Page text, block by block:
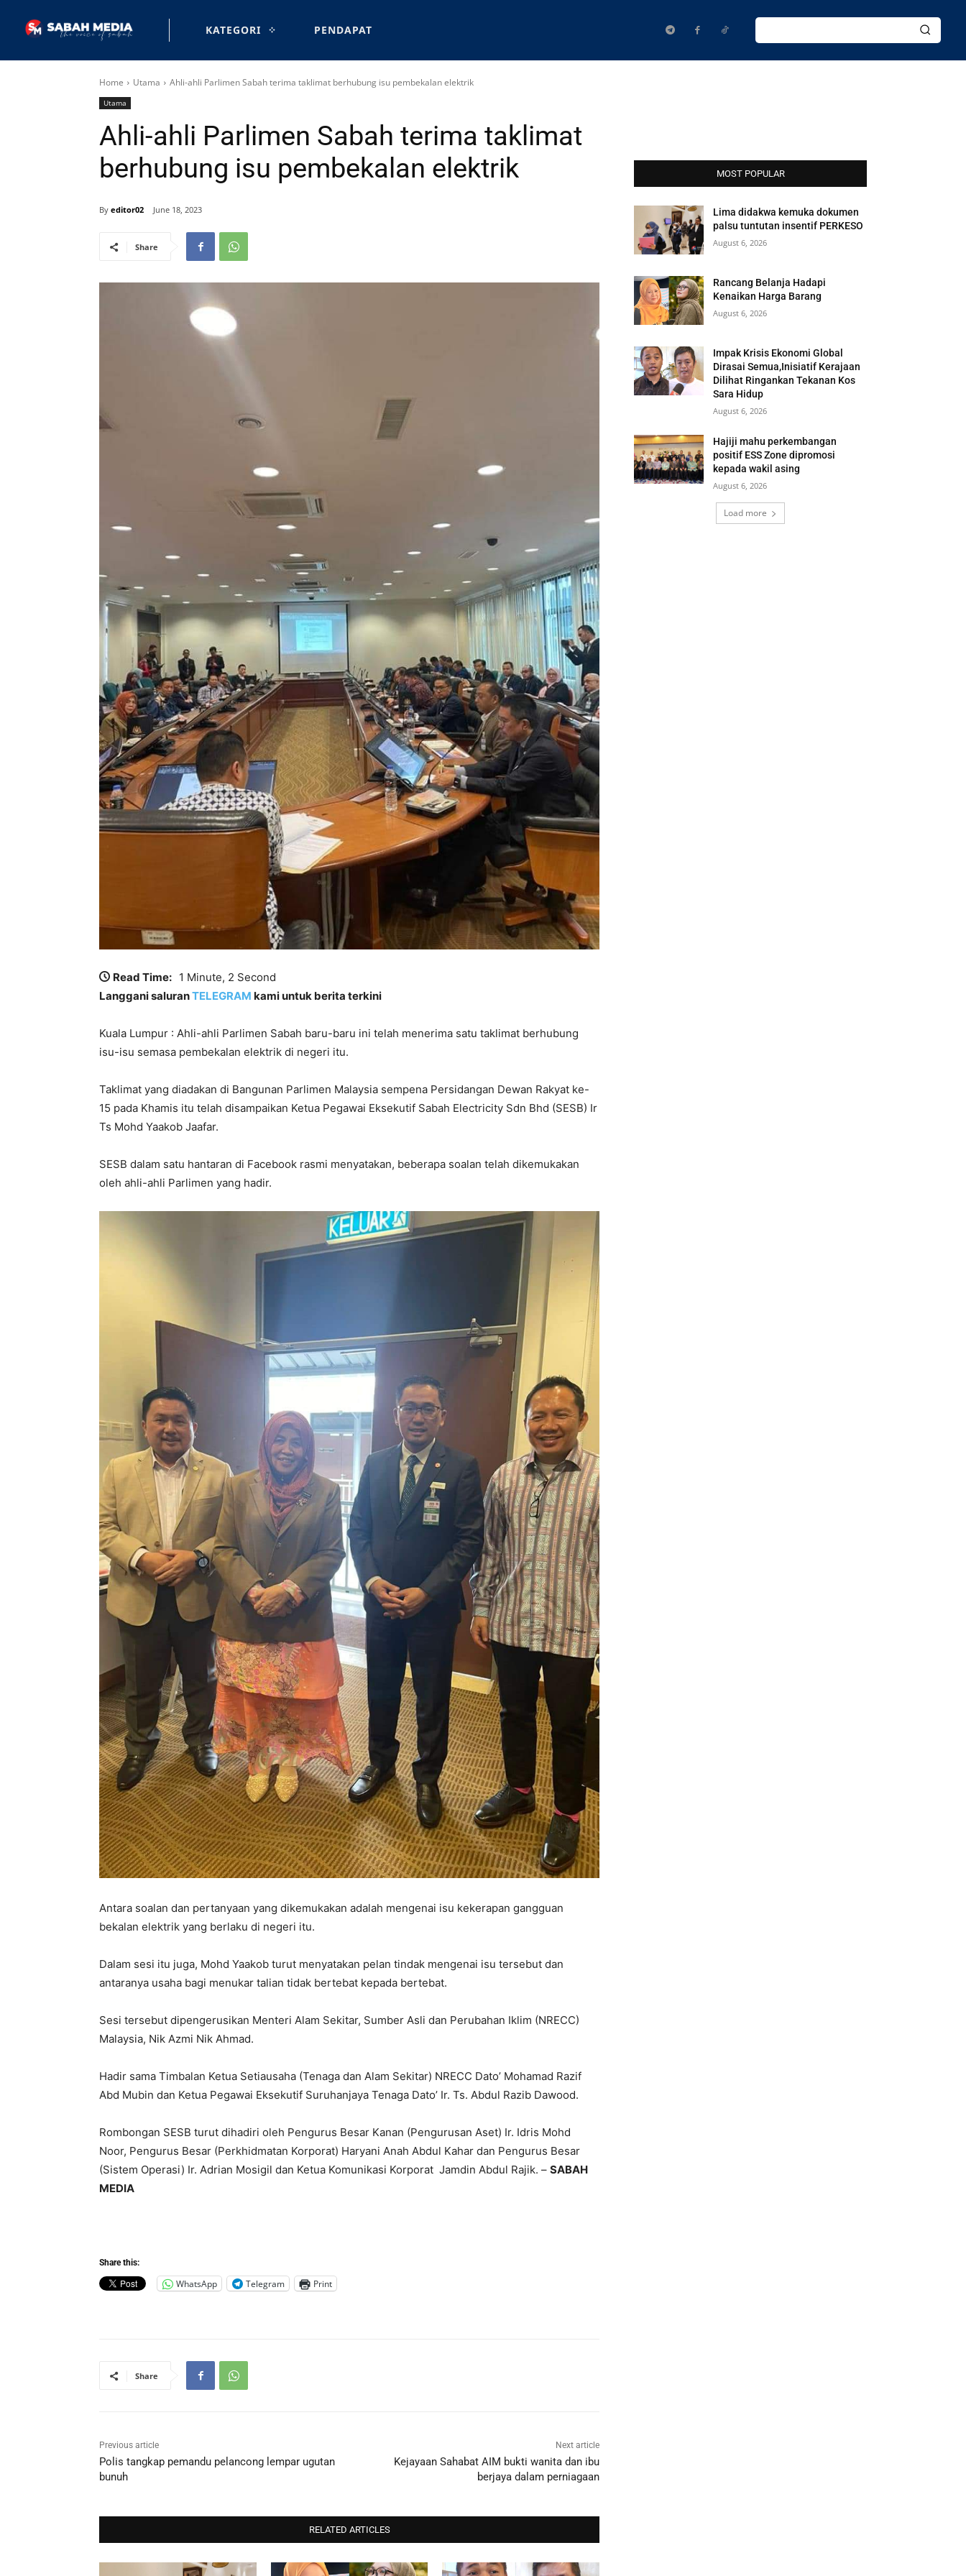
KATEGORI PENDAPAT
Home Utama Ahli-ahli Parlimen Sabah terima taklimat berhubung isu pembekalan elektrik
Utama
Ahli-ahli Parlimen Sabah terima taklimat
berhubung isu pembekalan elektrik
By editor02 June 18, 2023
Share
Read Time: 1 Minute, 2 Second
Langgani saluranTELEGRAM kami untuk berita terkini
Kuala Lumpur : Ahli-ahli Parlimen Sabah baru-baru ini telah menerima satu taklimat berhubung
isu-isu semasa pembekalan elektrik di negeri itu.
Taklimat yang diadakan di Bangunan Parlimen Malaysia sempena Persidangan Dewan Rakyat ke-
15 pada Khamis itu telah disampaikan Ketua Pegawai Eksekutif Sabah Electricity Sdn Bhd (SESB) Ir
Ts Mohd Yaakob Jaafar.
SESB dalam satu hantaran di Facebook rasmi menyatakan, beberapa soalan telah dikemukakan
oleh ahli-ahli Parlimen yang hadir.
Antara soalan dan pertanyaan yang dikemukakan adalah mengenai isu kekerapan gangguan
bekalan elektrik yang berlaku di negeri itu.
Dalam sesi itu juga, Mohd Yaakob turut menyatakan pelan tindak mengenai isu tersebut dan
antaranya usaha bagi menukar talian tidak bertebat kepada bertebat.
Sesi tersebut dipengerusikan Menteri Alam Sekitar, Sumber Asli dan Perubahan Iklim (NRECC)
Malaysia, Nik Azmi Nik Ahmad.
Hadir sama Timbalan Ketua Setiausaha (Tenaga dan Alam Sekitar) NRECC Dato’ Mohamad Razif
Abd Mubin dan Ketua Pegawai Eksekutif Suruhanjaya Tenaga Dato’ Ir. Ts. Abdul Razib Dawood.
Rombongan SESB turut dihadiri oleh Pengurus Besar Kanan (Pengurusan Aset) Ir. Idris Mohd
Noor, Pengurus Besar (Perkhidmatan Korporat) Haryani Anah Abdul Kahar dan Pengurus Besar
(Sistem Operasi) Ir. Adrian Mosigil dan Ketua Komunikasi Korporat Jamdin Abdul Rajik. – SABAH
MEDIA
Share this:
WhatsApp Telegram Print
Share
Previous article
Polis tangkap pemandu pelancong lempar ugutan
bunuh
Next article
Kejayaan Sahabat AIM bukti wanita dan ibu
berjaya dalam perniagaan
RELATED ARTICLES
MOST POPULAR
Lima didakwa kemuka dokumen
palsu tuntutan insentif PERKESO
August 6, 2026
Rancang Belanja Hadapi
Kenaikan Harga Barang
August 6, 2026
Impak Krisis Ekonomi Global
Dirasai Semua,Inisiatif Kerajaan
Dilihat Ringankan Tekanan Kos
Sara Hidup
August 6, 2026
Hajiji mahu perkembangan
positif ESS Zone dipromosi
kepada wakil asing
August 6, 2026
Load more